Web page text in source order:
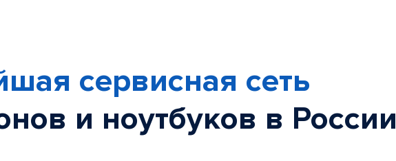
сервисная сеть
и ноутбуков в России